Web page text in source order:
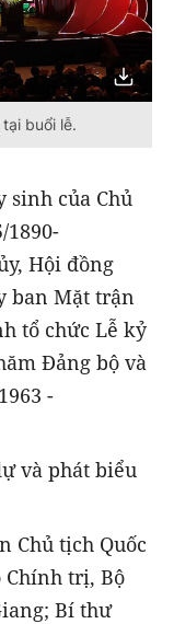
buổi lễ.
sinh của Chủ
Hội đồng
ban Mặt trận
tổ chức Lễ kỷ
Đảng bộ và
-
và phát biểu
Chủ tịch Quốc
Chính trị, Bộ
Bí thư